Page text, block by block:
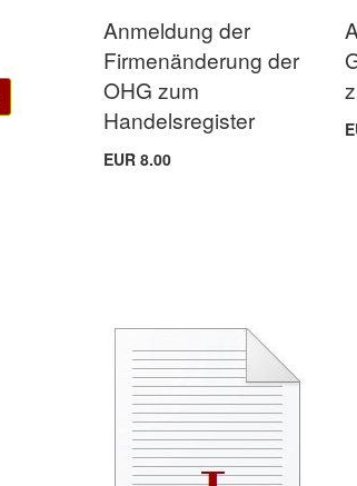
Anmeldung der
Firmenänderung der
OHG zum
Handelsregister
EUR 8.00